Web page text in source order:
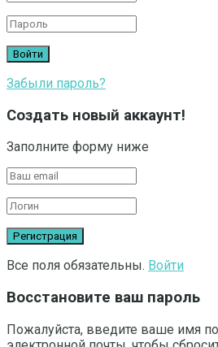
Забыли пароль?
Создать новый аккаунт!
Заполните форму ниже
Все поля обязательны. Войти
Восстановите ваш пароль
Пожалуйста, введите ваше имя